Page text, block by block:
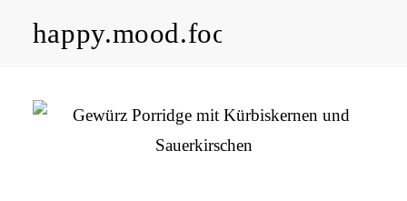
happy.mood.food
Rezepte